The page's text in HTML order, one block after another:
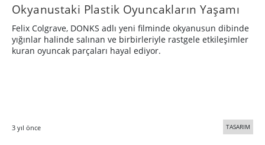
Okyanustaki Plastik Oyuncakların Yaşamı
Felix Colgrave, DONKS adlı yeni filminde okyanusun dibinde
yığınlar halinde salınan ve birbirleriyle rastgele etkileşimler
kuran oyuncak parçaları hayal ediyor.
3 yıl önce TASARIM